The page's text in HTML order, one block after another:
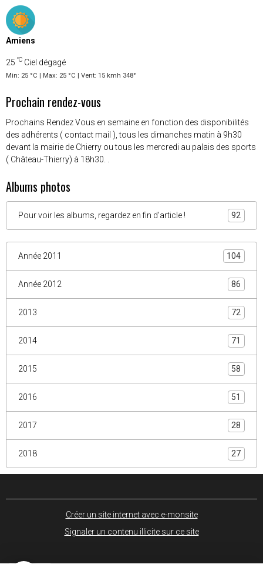
Amiens
25 °C Ciel dégagé
Min: 25 °C | Max: 25 °C | Vent: 15 kmh 348°
Prochain rendez-vous
Prochains Rendez Vous en semaine en fonction des disponibilités
des adhérents ( contact mail ), tous les dimanches matin à 9h30
devant la mairie de Chierry ou tous les mercredi au palais des sports
( Château-Thierry) à 18h30. .
Albums photos
Pour voir les albums, regardez en fin d'article ! 92
Année 2011 104
Année 2012 86
2013 72
2014 71
2015 58
2016 51
2017 28
2018 27
Créer un site internet avec e-monsite
Signaler un contenu illicite sur ce site